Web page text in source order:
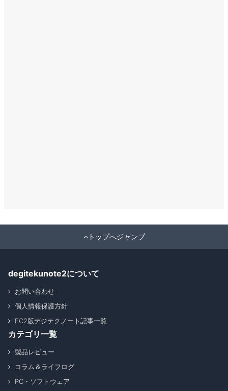
トップへジャンプ
degitekunote2について
お問い合わせ
個人情報保護方針
FC2版デジテクノート記事一覧
カテゴリ一覧
製品レビュー
コラム＆ライフログ
PC・ソフトウェア